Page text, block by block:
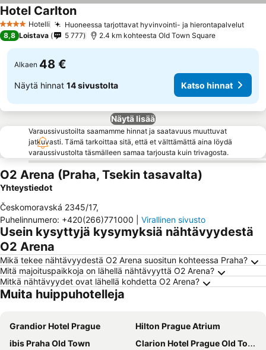
4 Tähtiluokitus
Hotelli Huoneessa tarjottavat hyvinvointi- ja hierontapalvelut
Hotel CarltonKatso hinnat
8,8 Loistava 5 777 2.4 km kohteesta Old Town Square
Alkaen 48 €
Näytä hinnat 14 sivustolta Katso hinnat
Näytä lisää
Varaussivustoilta saamamme hinnat ja saatavuus muuttuvat
jatkuvasti. Tämä tarkoittaa sitä, että et välttämättä aina löydä
varaussivustolta täsmälleen samaa tarjousta kuin trivagosta.
O2 Arena (Praha, Tsekin tasavalta)
Yhteystiedot
Českomoravská 2345/17,
Puhelinnumero: +420(266)771000 Virallinen sivusto
Usein kysyttyjä kysymyksiä nähtävyydestä
O2 Arena
Mikä tekee nähtävyydestä O2 Arena suositun kohteessa Praha?
Mitä majoituspaikkoja on lähellä nähtävyyttä O2 Arena?
Mitkä nähtävyydet ovat lähellä kohdetta O2 Arena?
Muita huippuhotelleja
Grandior Hotel Prague
Hilton Prague Atrium
ibis Praha Old Town
Clarion Hotel Prague Old Town